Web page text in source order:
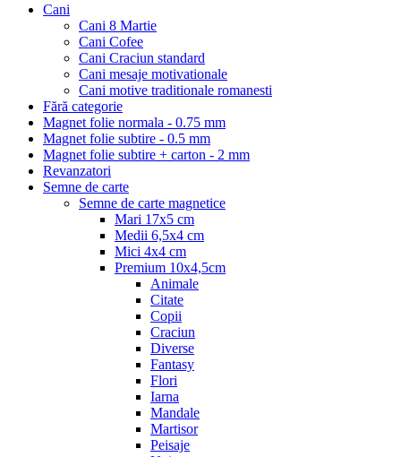
Cani
Cani 8 Martie
Cani Cofee
Cani Craciun standard
Cani mesaje motivationale
Cani motive traditionale romanesti
Fără categorie
Magnet folie normala - 0.75 mm
Magnet folie subtire - 0.5 mm
Magnet folie subtire + carton - 2 mm
Revanzatori
Semne de carte
Semne de carte magnetice
Mari 17x5 cm
Medii 6,5x4 cm
Mici 4x4 cm
Premium 10x4,5cm
Animale
Citate
Copii
Craciun
Diverse
Fantasy
Flori
Iarna
Mandale
Martisor
Peisaje